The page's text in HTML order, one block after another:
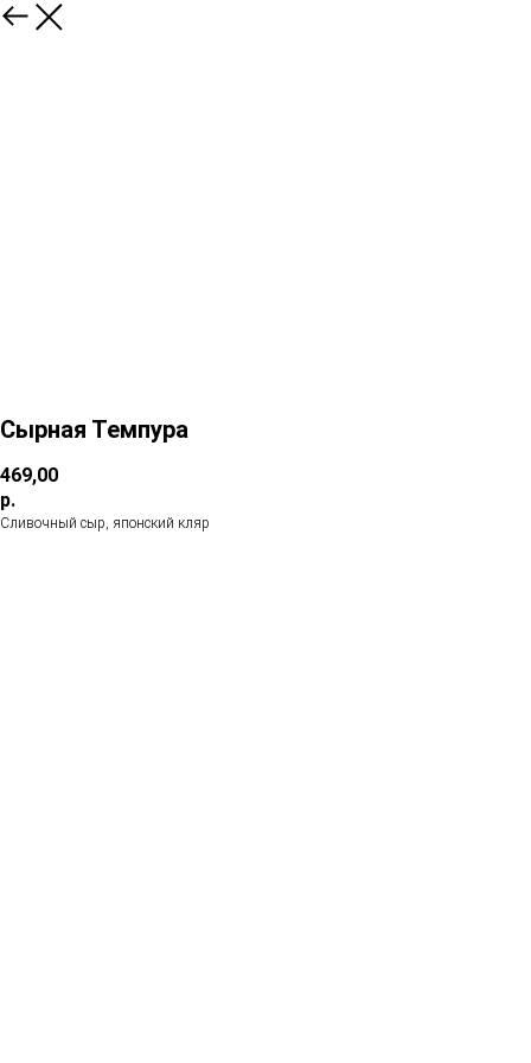
Сырная Темпура
469,00
р.
Сливочный сыр, японский кляр